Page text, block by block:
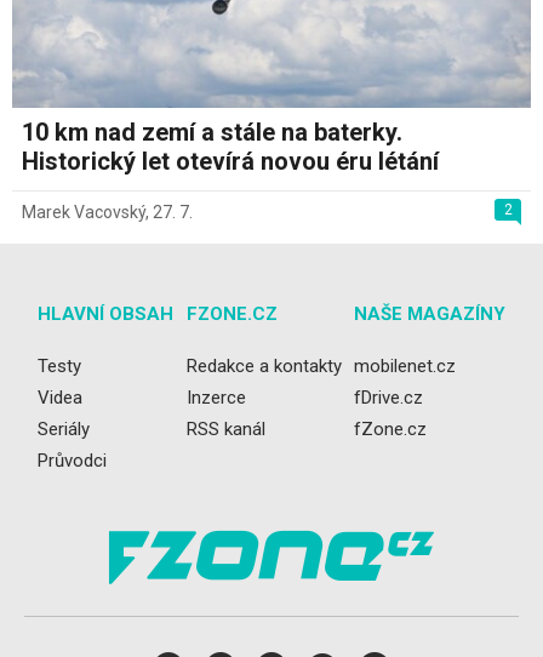
10 km nad zemí a stále na baterky.
Historický let otevírá novou éru létání
2
Marek Vacovský, 27. 7.
HLAVNÍ OBSAH
Testy
Videa
Seriály
Průvodci
FZONE.CZ
Redakce a kontakty
Inzerce
RSS kanál
NAŠE MAGAZÍNY
mobilenet.cz
fDrive.cz
fZone.cz